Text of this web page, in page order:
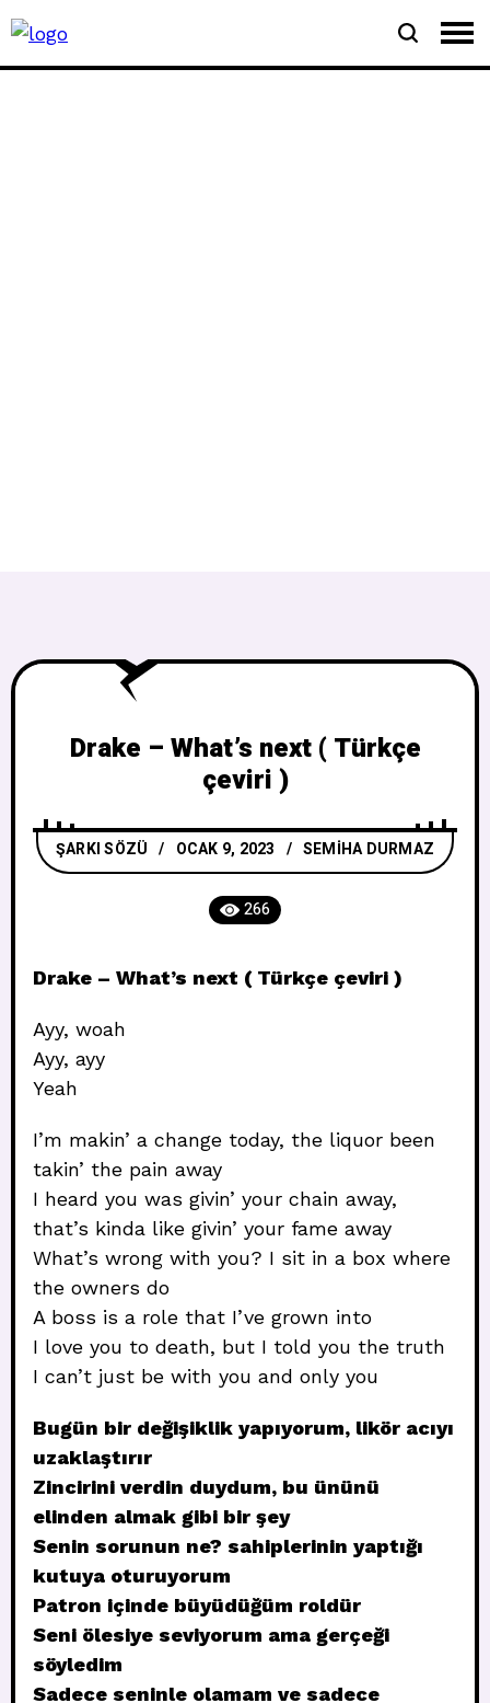
Drake – What’s next ( Türkçe
çeviri )
ŞARKI SÖZÜ OCAK 9, 2023 SEMIHA DURMAZ
266
Drake – What’s next ( Türkçe çeviri )
Ayy, woah
Ayy, ayy
Yeah
I’m makin’ a change today, the liquor been
takin’ the pain away
I heard you was givin’ your chain away,
that’s kinda like givin’ your fame away
What’s wrong with you? I sit in a box where
the owners do
A boss is a role that I’ve grown into
I love you to death, but I told you the truth
I can’t just be with you and only you
Bugün bir değişiklik yapıyorum, likör acıyı
uzaklaştırır
Zincirini verdin duydum, bu ününü
elinden almak gibi bir şey
Senin sorunun ne? sahiplerinin yaptığı
kutuya oturuyorum
Patron içinde büyüdüğüm roldür
Seni ölesiye seviyorum ama gerçeği
söyledim
Sadece seninle olamam ve sadece